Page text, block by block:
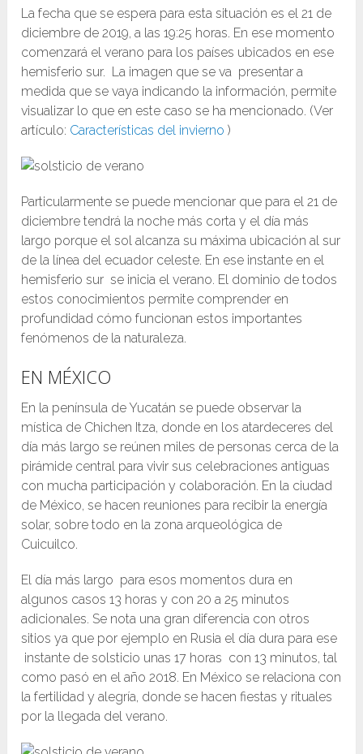
La fecha que se espera para esta situación es el 21 de
diciembre de 2019, a las 19:25 horas. En ese momento
comenzará el verano para los países ubicados en ese
hemisferio sur. La imagen que se va presentar a
medida que se vaya indicando la información, permite
visualizar lo que en este caso se ha mencionado. (Ver
artículo: Características del invierno )
Particularmente se puede mencionar que para el 21 de
diciembre tendrá la noche más corta y el día más
largo porque el sol alcanza su máxima ubicación al sur
de la línea del ecuador celeste. En ese instante en el
hemisferio sur se inicia el verano. El dominio de todos
estos conocimientos permite comprender en
profundidad cómo funcionan estos importantes
fenómenos de la naturaleza.
EN MÉXICO
En la península de Yucatán se puede observar la
mística de Chichen Itza, donde en los atardeceres del
día más largo se reúnen miles de personas cerca de la
pirámide central para vivir sus celebraciones antiguas
con mucha participación y colaboración. En la ciudad
de México, se hacen reuniones para recibir la energía
solar, sobre todo en la zona arqueológica de
Cuicuilco.
El día más largo para esos momentos dura en
algunos casos 13 horas y con 20 a 25 minutos
adicionales. Se nota una gran diferencia con otros
sitios ya que por ejemplo en Rusia el día dura para ese
instante de solsticio unas 17 horas con 13 minutos, tal
como pasó en el año 2018. En México se relaciona con
la fertilidad y alegría, donde se hacen fiestas y rituales
por la llegada del verano.